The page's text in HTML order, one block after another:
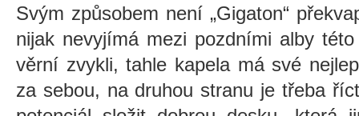
Svým způsobem není „Gigaton“
nijak nevyjímá mezi pozdními alby
věrní zvykli, tahle kapela má své
za sebou, na druhou stranu je třeba